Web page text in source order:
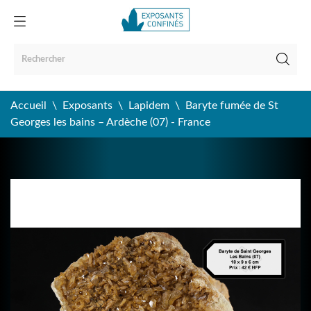
Accueil Exposants Lapidem
Baryte fumée de St
Georges les bains – Ardèche (07) - France